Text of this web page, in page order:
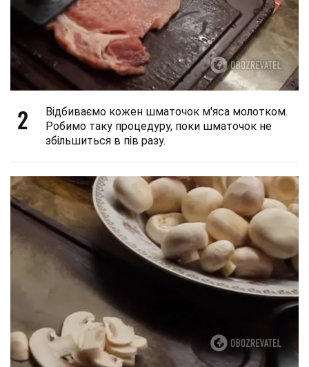
2
Відбиваємо кожен шматочок м'яса молотком.
Робимо таку процедуру, поки шматочок не
збільшиться в пів разу.